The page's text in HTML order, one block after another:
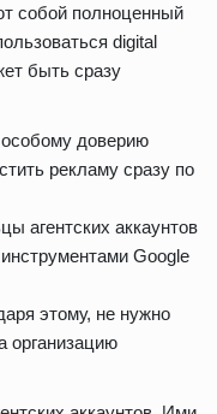
собой полноценный
digital
быть сразу
доверию
рекламу сразу по
агентских аккаунтов
Google
этому, не нужно
организацию